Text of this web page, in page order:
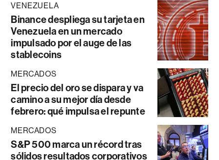
VENEZUELA
Binance despliega su tarjeta en
Venezuela en un mercado
impulsado por el auge de las
stablecoins
MERCADOS
El precio del oro se dispara y va
camino a su mejor día desde
febrero: qué impulsa el repunte
MERCADOS
S&P 500 marca un récord tras
sólidos resultados corporativos